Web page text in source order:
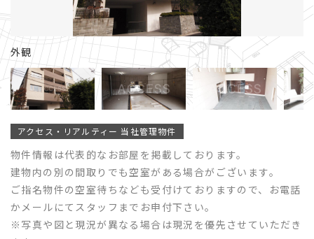
外観
アクセス・リアルティー 当社管理物件
物件情報は代表的なお部屋を掲載しております。
建物内の別の間取りでも空室がある場合がございます。
ご指名物件の空室待ちなども受付けておりますので、お電話
かメールにてスタッフまでお申付下さい。
※写真や図と現況が異なる場合は現況を優先させていただき